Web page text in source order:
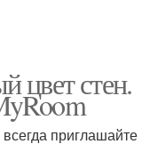
цвет стен.
приглашайте